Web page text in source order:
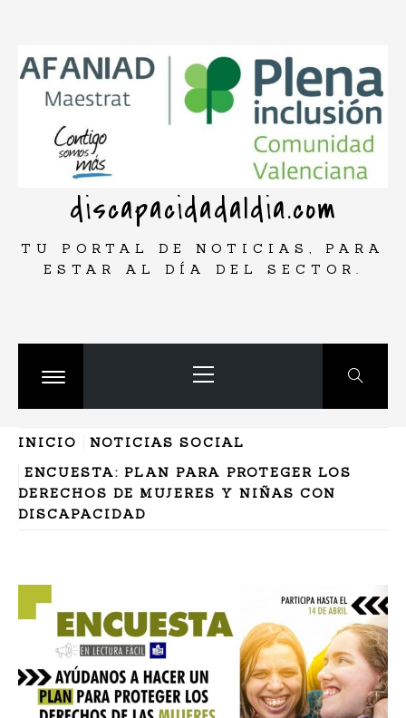
contenido
discapacidadaldia.com
TU PORTAL DE NOTICIAS, PARA
ESTAR AL DÍA DEL SECTOR.
Cambiar
principal
INICIO
NOTICIAS SOCIAL
ENCUESTA: PLAN PARA PROTEGER LOS
DERECHOS DE MUJERES Y NIÑAS CON
DISCAPACIDAD